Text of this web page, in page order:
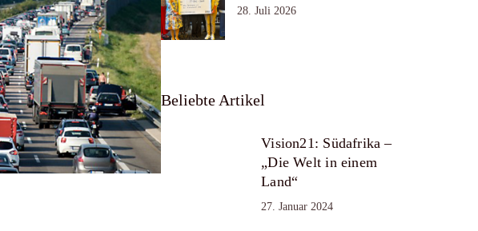
28. Juli 2026
Beliebte Artikel
Vision21: Südafrika –
„Die Welt in einem
Land“
27. Januar 2024